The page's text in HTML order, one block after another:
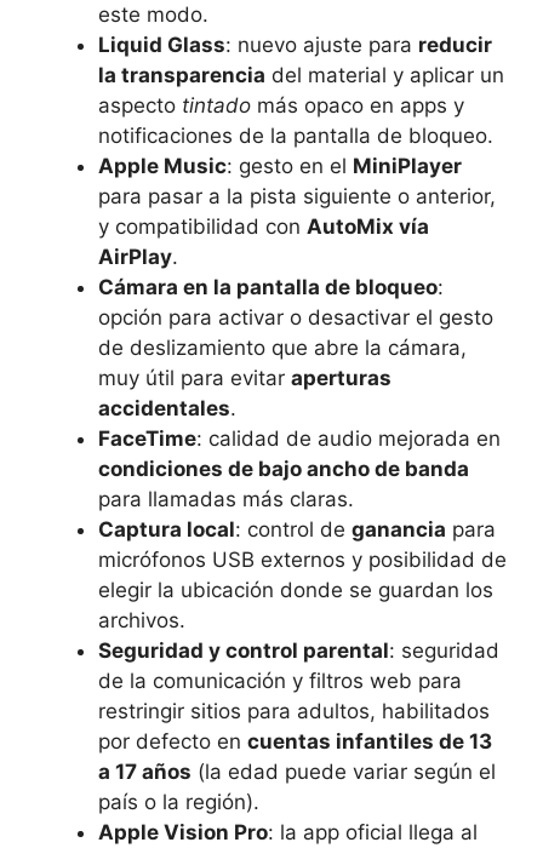
este modo.
Liquid Glass: nuevo ajuste para reducir
la transparencia del material y aplicar un
aspecto tintado más opaco en apps y
notificaciones de la pantalla de bloqueo.
Apple Music: gesto en el MiniPlayer
para pasar a la pista siguiente o anterior,
y compatibilidad con AutoMix vía
AirPlay.
Cámara en la pantalla de bloqueo:
opción para activar o desactivar el gesto
de deslizamiento que abre la cámara,
muy útil para evitar aperturas
accidentales.
FaceTime: calidad de audio mejorada en
condiciones de bajo ancho de banda
para llamadas más claras.
Captura local: control de ganancia para
micrófonos USB externos y posibilidad de
elegir la ubicación donde se guardan los
archivos.
Seguridad y control parental: seguridad
de la comunicación y filtros web para
restringir sitios para adultos, habilitados
por defecto en cuentas infantiles de 13
a 17 años (la edad puede variar según el
país o la región).
Apple Vision Pro: la app oficial llega al